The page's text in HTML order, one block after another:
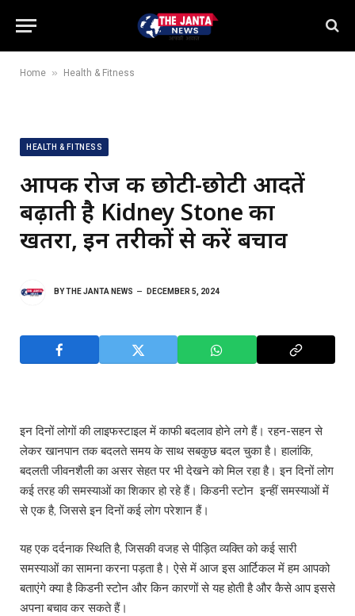
Home » Health & Fitness
HEALTH & FITNESS
आपकी रोज की छोटी-छोटी आदतें
बढ़ाती है Kidney Stone का
खतरा, इन तरीकों से करें बचाव
BYTHE JANTA NEWS DECEMBER 5, 2024
इन दिनों लोगों की लाइफस्टाइल में काफी बदलाव होने लगे हैं। रहन-सहन से
लेकर खानपान तक बदलते समय के साथ सबकुछ बदल चुका है। हालांकि,
बदलती जीवनशैली का असर सेहत पर भी देखने को मिल रहा है। इन दिनों लोग
कई तरह की समस्याओं का शिकार हो रहे हैं। किडनी स्टोन इन्हीं समस्याओं में
से एक है, जिससे इन दिनों कई लोग परेशान हैं।
यह एक दर्दनाक स्थिति है, जिसकी वजह से पीड़ित व्यक्ति को कई सारी
समस्याओं का सामना करना पड़ता है। ऐसे में आज इस आर्टिकल में हम आपको
बताएंगे क्या है किडनी स्टोन और किन कारणों से यह होती है और कैसे आप इससे
अपना बचाव कर सकते हैं।